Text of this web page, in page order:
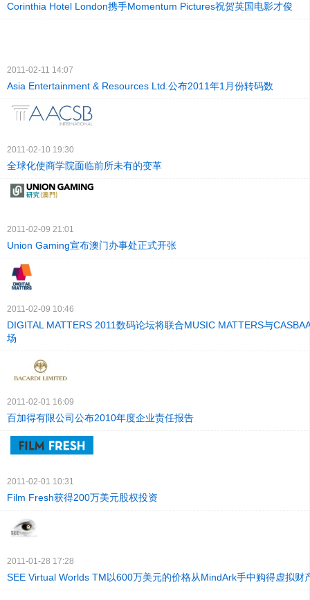
Corinthia Hotel London携手Momentum Pictures祝贺英国电影才俊
2011-02-11 14:07
Asia Entertainment & Resources Ltd.公布2011年1月份转码数
2011-02-10 19:30
全球化使商学院面临前所未有的变革
2011-02-09 21:01
Union Gaming宣布澳门办事处正式开张
2011-02-09 10:46
DIGITAL MATTERS 2011数码论坛将联合MUSIC MATTERS与
场
2011-02-01 16:09
百加得有限公司公布2010年度企业责任报告
2011-02-01 10:31
Film Fresh获得200万美元股权投资
2011-01-28 17:28
SEE Virtual Worlds TM以600万美元的价格从MindArk手中购得虚拟财